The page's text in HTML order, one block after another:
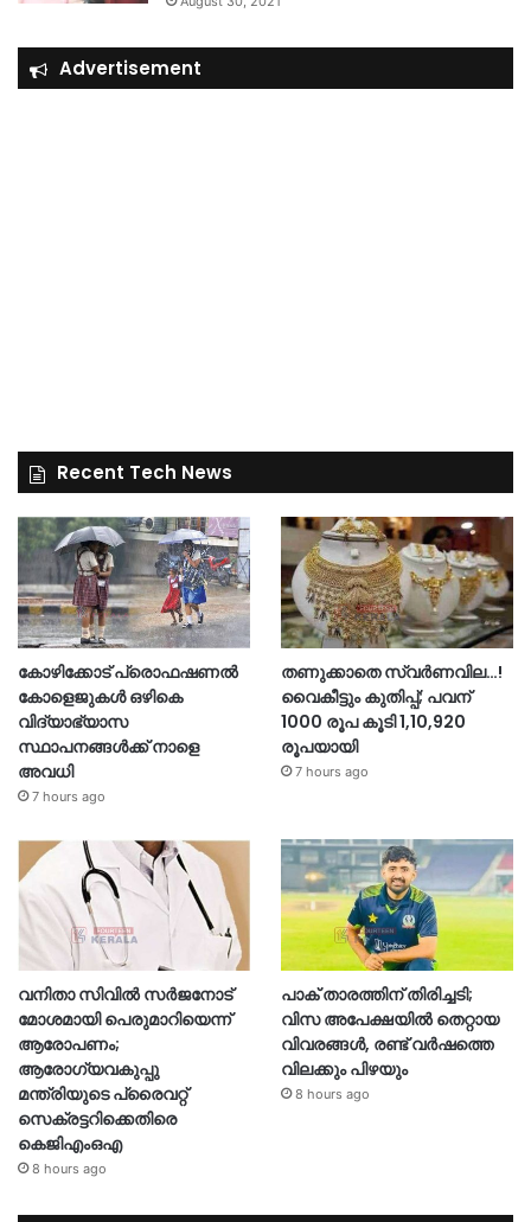
Advertisement
Recent Tech News
കോഴിക്കോട് പ്രൊഫഷണൽ
കോളെജുകൾ ഒഴികെ
വിദ്യാഭ്യാസ
സ്ഥാപനങ്ങൾക്ക് നാളെ
അവധി
7 hours ago
തണുക്കാതെ സ്വർണവില…!
വൈകീട്ടും കുതിപ്പ്; പവന്
1000 രൂപ കൂടി 1,10,920
രൂപയായി
7 hours ago
വനിതാ സിവിൽ സർജനോട്
മോശമായി പെരുമാറിയെന്ന്
ആരോപണം;
ആരോഗ്യവകുപ്പു
മന്ത്രിയുടെ പ്രൈവറ്റ്
സെക്രട്ടറിക്കെതിരെ
കെജിഎംഒഎ
8 hours ago
പാക് താരത്തിന് തിരിച്ചടി;
വിസ അപേക്ഷയിൽ തെറ്റായ
വിവരങ്ങൾ, രണ്ട് വർഷത്തെ
വിലക്കും പിഴയും
8 hours ago